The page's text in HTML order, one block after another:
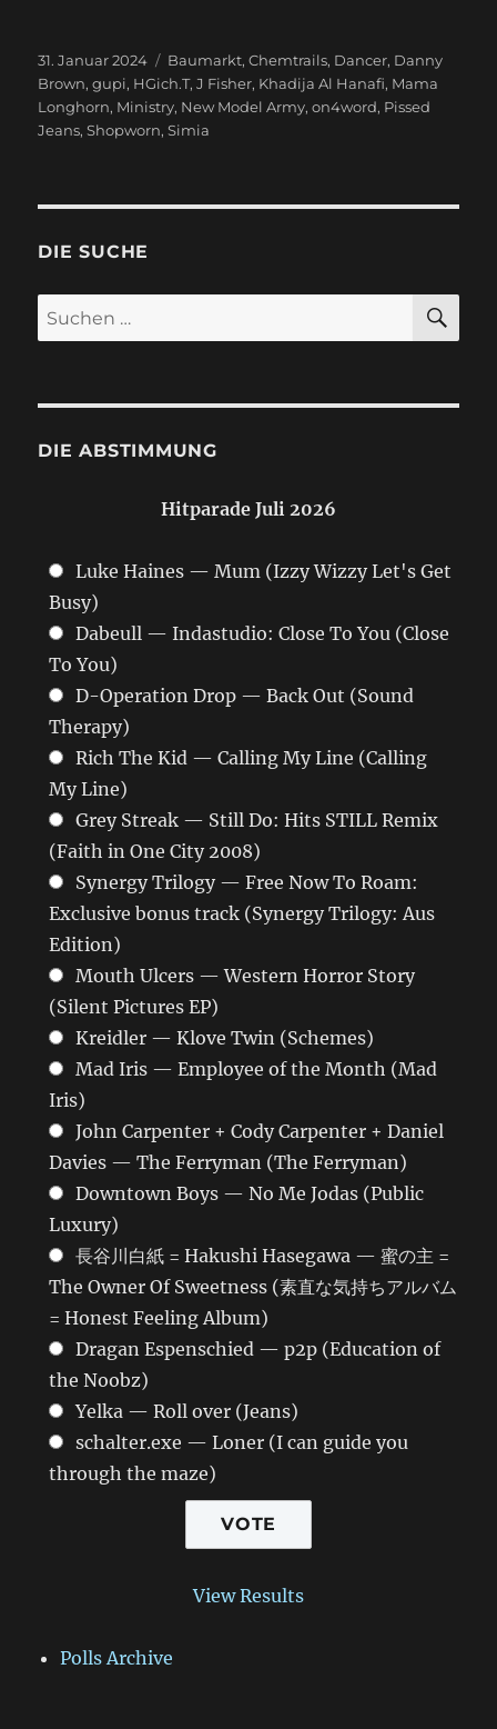
Veröffentlicht
am
31. Januar 2024 Schlagwörter
Baumarkt,Chemtrails, Dancer, Danny
Brown,gupi, HGich.T,J Fisher, Khadija Al Hanafi, Mama
Longhorn, Ministry, New Model Army,on4word, Pissed
Jeans,Shopworn,Simia
DIE SUCHE
Suchen
nach:
DIE ABSTIMMUNG
Hitparade Juli 2026
Luke Haines — Mum (Izzy Wizzy Let's Get
Busy)
Dabeull — Indastudio: Close To You (Close
To You)
D-Operation Drop — Back Out (Sound
Therapy)
Rich The Kid — Calling My Line (Calling
My Line)
Grey Streak — Still Do: Hits STILL Remix
(Faith in One City 2008)
Synergy Trilogy — Free Now To Roam:
Exclusive bonus track (Synergy Trilogy: Aus
Edition)
Mouth Ulcers — Western Horror Story
(Silent Pictures EP)
Kreidler — Klove Twin (Schemes)
Mad Iris — Employee of the Month (Mad
Iris)
John Carpenter + Cody Carpenter + Daniel
Davies — The Ferryman (The Ferryman)
Downtown Boys — No Me Jodas (Public
Luxury)
長谷川白紙 = Hakushi Hasegawa — 蜜の主 =
The Owner Of Sweetness (素直な気持ちアルバム
= Honest Feeling Album)
Dragan Espenschied — p2p (Education of
the Noobz)
Yelka — Roll over (Jeans)
schalter.exe — Loner (I can guide you
through the maze)
View Results
Polls Archive